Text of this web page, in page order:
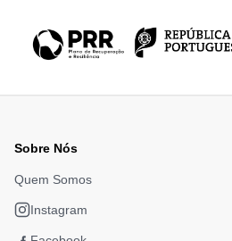
Sobre Nós
Quem Somos
Instagram